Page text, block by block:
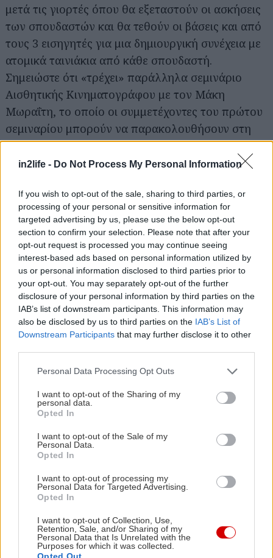
in2life - Do Not Process My Personal Information
If you wish to opt-out of the sale, sharing to third parties, or
processing of your personal or sensitive information for
targeted advertising by us, please use the below opt-out
section to confirm your selection. Please note that after your
opt-out request is processed you may continue seeing
interest-based ads based on personal information utilized by
us or personal information disclosed to third parties prior to
your opt-out. You may separately opt-out of the further
disclosure of your personal information by third parties on the
IAB’s list of downstream participants. This information may
also be disclosed by us to third parties on the IAB’s List of
Downstream Participants that may further disclose it to other
Please note that this website/app uses one or more Google
not limited to your visit or usage behaviour. You may click to
grant or deny consent to Google and its third-party tags to
use your data for below specified purposes in below Google
consent section.
Personal Data Processing Opt Outs
I want to opt-out of the Sharing of my
personal data.
Opted In
I want to opt-out of the Sale of my
Personal Data.
Opted In
I want to opt-out of processing my
Personal Data for Targeted Advertising.
Opted In
I want to opt-out of Collection, Use,
Retention, Sale, and/or Sharing of my
Personal Data that Is Unrelated with the
Purposes for which it was collected.
Opted Out
μετά τις γιορτές όπου θα εξεταστούν οι ασκήσεις
των σπουδαστών και θα τεθούν οι βάσεις και από
τους 3 εισηγητές για μια δημιουργική συνέχεια με
ατομικά ταινιάκια από κάθε σπουδαστή.
Σημειώστε ότι «τρέχει» παράλληλα σεμινάριο
Αισθητικής Κινηματογράφου με τον Μάκη
Μωραΐτη, το οποίο οι συμμετέχοντες του πρώτου
σεμιναρίου μπορούν να παρακολουθήσουν στη
μισή τιμή.
Info: Οι συναντήσεις θα πραγματοποιούνται κάθε
(Πλατεία Αγίων Ασωμάτων 7, Θησείο, τηλ:
2103243306, 2103252998) και το κόστος
ολόκληρου του σεμιναρίου είναι 270€ (+50% για
να εγγραφείτε μέλη του Μικρού Πολυτεχνείου,
εφόσον δεν είστε ήδη).
Ashinart
Εργαστήρι κινηματογράφου πραγματοποιείται
κάθε Τετάρτη στον φιλόξενο χώρο του Ashinart.
Σε αυτό, προσεγγίζονται η γλώσσα του σινεμά, η
ιστορία του κινηματογράφου, το σενάριο από την
μοντάζ. Συγκεκριμένα, το πρώτο τρίμηνο θα
τεθούν οι θεωρητικές βάσεις σχετικά με τα
κινηματογραφικά είδη και τις ειδικότητες, ενώ στο
δεύτερο τρίμηνο θα δουλευτούν τα σενάρια των
μιας μικρού μήκους ταινίας. Οι σπουδαστικές
ταινίες παρουσιάζονται σε ένα φεστιβάλ που
οργανώνεται στο τέλος κάθε έτους.
: Τα μαθήματα πραγματοποιούνται στο
Ashinart (Hρακλέους 10 & Καλλιρρόης, Συγγρού-